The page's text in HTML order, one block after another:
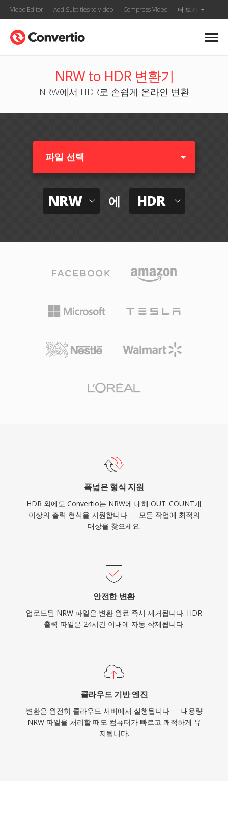
Video Editor Add Subtitles to Video Compress Video 더 보기
NRW to HDR 변환기
NRW에서 HDR로 손쉽게 온라인 변환
파일 선택
NRW 에 HDR
폭넓은 형식 지원
HDR 외에도 Convertio는 NRW에 대해 OUT_COUNT개
이상의 출력 형식을 지원합니다 — 모든 작업에 최적의
대상을 찾으세요.
안전한 변환
업로드된 NRW 파일은 변환 완료 즉시 제거됩니다. HDR
출력 파일은 24시간 이내에 자동 삭제됩니다.
클라우드 기반 엔진
변환은 완전히 클라우드 서버에서 실행됩니다 — 대용량
NRW 파일을 처리할 때도 컴퓨터가 빠르고 쾌적하게 유
지됩니다.